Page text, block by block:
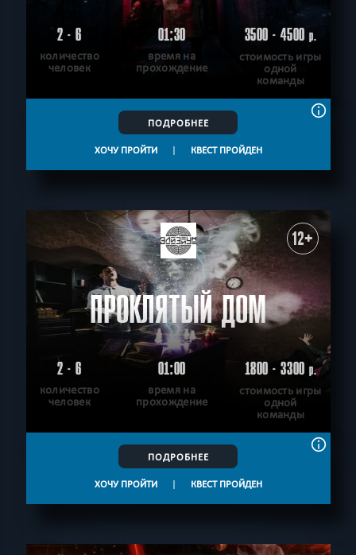
2 - 6
количество
человек
01:30
время на
прохождение
3500 - 4500р.
стоимость игры
одной
команды
ПОДРОБНЕЕ
ХОЧУ ПРОЙТИ | КВЕСТ ПРОЙДЕН
12+
ПРОКЛЯТЫЙ ДОМ
2 - 6
количество
человек
01:00
время на
прохождение
1800 - 3300р.
стоимость игры
одной
команды
ПОДРОБНЕЕ
ХОЧУ ПРОЙТИ | КВЕСТ ПРОЙДЕН